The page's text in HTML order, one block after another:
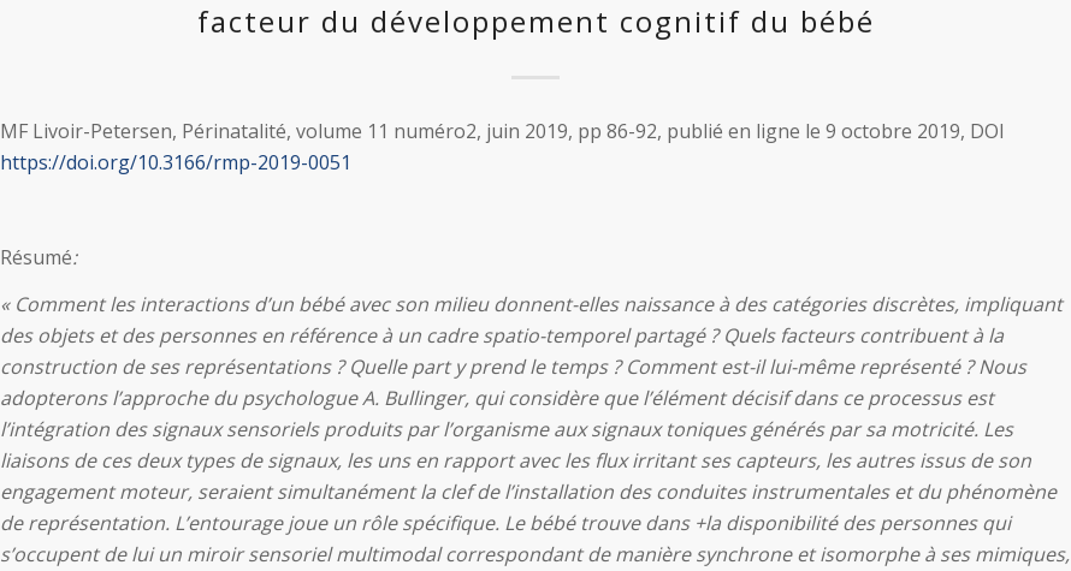
facteur du développement cognitif du bébé
MF Livoir-Petersen, Périnatalité, volume 11 numéro2, juin 2019, pp 86-92, publié en ligne le 9 octobre 2019, DOI
https://doi.org/10.3166/rmp-2019-0051
Résumé:
« Comment les interactions d’un bébé avec son milieu donnent-elles naissance à des catégories discrètes, impliquant
des objets et des personnes en référence à un cadre spatio-temporel partagé ? Quels facteurs contribuent à la
construction de ses représentations ? Quelle part y prend le temps ? Comment est-il lui-même représenté ? Nous
adopterons l’approche du psychologue A. Bullinger, qui considère que l’élément décisif dans ce processus est
l’intégration des signaux sensoriels produits par l’organisme aux signaux toniques générés par sa motricité. Les
liaisons de ces deux types de signaux, les uns en rapport avec les flux irritant ses capteurs, les autres issus de son
engagement moteur, seraient simultanément la clef de l’installation des conduites instrumentales et du phénomène
de représentation. L’entourage joue un rôle spécifique. Le bébé trouve dans +la disponibilité des personnes qui
s’occupent de lui un miroir sensoriel multimodal correspondant de manière synchrone et isomorphe à ses mimiques,